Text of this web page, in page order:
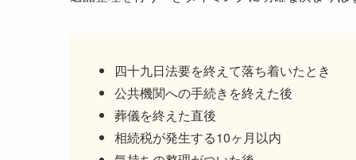
四十九日法要を終えて落ち着いたとき
公共機関への手続きを終えた後
葬儀を終えた直後
相続税が発生する10ヶ月以内